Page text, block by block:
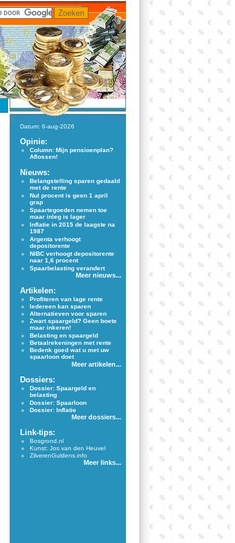
Datum: 6-aug-2026
Opinie:
Column: Mijn pensioenplan?
Aflossen!
Nieuws:
Belangstelling sparen gedaald
met de rente
Nul procent is geen 1 april
grap
Spaartegoeden nemen toe
maar inleg is lager
Inflatie in 2015 de laagste na
1987
Argenta verhoogt
depositorente
NIBC verhoogt depositorente
naar 1,6 procent
Spaarbelasting verandert
Meer nieuws...
Artikelen:
Profiteren van lage rente
Iedereen kan sparen
Alternatieven voor sparen
Zwart spaargeld? Geen boete
maar inkeren!
Belasting en spaargeld
Betaalrekeningen met rente
Bedenk goed wat u met uw
spaarloon doet
Meer artikelen...
Dossiers:
Dossier: Spaargeld en
belasting
Dossier: Spaarloon
Dossier: Inflatie
Meer dossiers...
Link-tips:
Bosgrond.nl
Kunst: Jos van den Heuvel
ZilverenGuldens.info
Meer links...